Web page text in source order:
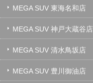
MEGA SUV 東海名和店
MEGA SUV 神戸大蔵谷店
MEGA SUV 清水鳥坂店
MEGA SUV 豊川御油店